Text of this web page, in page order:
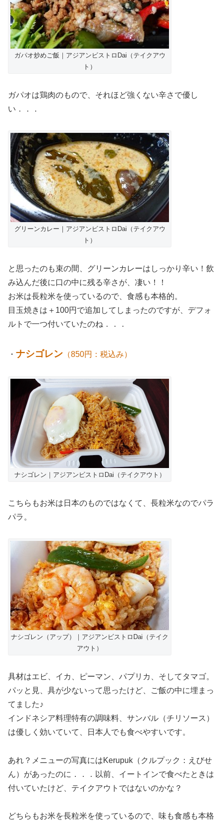
ガパオ炒めご飯｜アジアンビストロDai（テイクアウ
ト）
ガパオは鶏肉のもので、それほど強くない辛さで優し
い．．．
グリーンカレー｜アジアンビストロDai（テイクアウ
ト）
と思ったのも束の間、グリーンカレーはしっかり辛い！飲
み込んだ後に口の中に残る辛さが、凄い！！
お米は長粒米を使っているので、食感も本格的。
目玉焼きは＋100円で追加してしまったのですが、デフォ
ルトで一つ付いていたのね．．．
・ ナシゴレン （850円：税込み）
ナシゴレン｜アジアンビストロDai（テイクアウト）
こちらもお米は日本のものではなくて、長粒米なのでパラ
パラ。
ナシゴレン（アップ）｜アジアンビストロDai（テイク
アウト）
具材はエビ、イカ、ピーマン、パプリカ、そしてタマゴ。
パッと見、具が少ないって思ったけど、ご飯の中に埋まっ
てました♪
インドネシア料理特有の調味料、サンバル（チリソース）
は優しく効いていて、日本人でも食べやすいです。
あれ？メニューの写真にはKerupuk（クルプック：えびせ
ん）があったのに．．．以前、イートインで食べたときは
付いていたけど、テイクアウトではないのかな？
どちらもお米を長粒米を使っているので、味も食感も本格